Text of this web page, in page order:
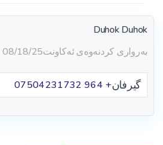
Duhok Duhok
بەرواری کردنەوەی ئەکاونت08/18/25
گیرفان+ 964 07504231732